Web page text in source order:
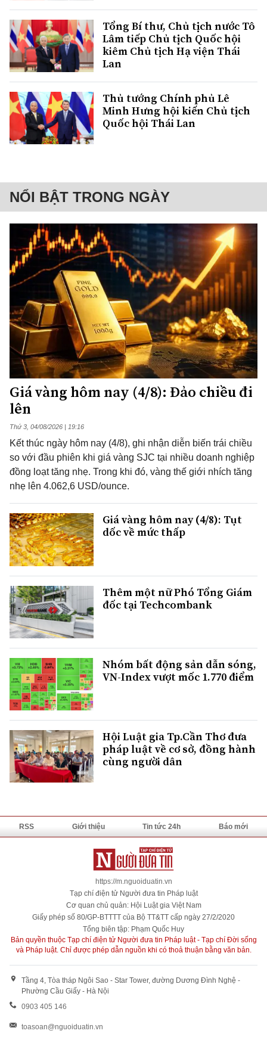
Tổng Bí thư, Chủ tịch nước Tô
Lâm tiếp Chủ tịch Quốc hội
kiêm Chủ tịch Hạ viện Thái
Lan
Thủ tướng Chính phủ Lê
Minh Hưng hội kiến Chủ tịch
Quốc hội Thái Lan
NỔI BẬT TRONG NGÀY
Giá vàng hôm nay (4/8): Đảo chiều đi
lên
Thứ 3, 04/08/2026 | 19:16
Kết thúc ngày hôm nay (4/8), ghi nhận diễn biến trái chiều
so với đầu phiên khi giá vàng SJC tại nhiều doanh nghiệp
đồng loạt tăng nhẹ. Trong khi đó, vàng thế giới nhích tăng
nhẹ lên 4.062,6 USD/ounce.
Giá vàng hôm nay (4/8): Tụt
dốc về mức thấp
Thêm một nữ Phó Tổng Giám
đốc tại Techcombank
Nhóm bất động sản dẫn sóng,
VN-Index vượt mốc 1.770 điểm
Hội Luật gia Tp.Cần Thơ đưa
pháp luật về cơ sở, đồng hành
cùng người dân
RSS Giới thiệu Tin tức 24h Báo mới
https://m.nguoiduatin.vn
Tạp chí điện tử Người đưa tin Pháp luật
Cơ quan chủ quản: Hội Luật gia Việt Nam
Giấy phép số 80/GP-BTTTT của Bộ TT&TT cấp ngày 27/2/2020
Tổng biên tập: Phạm Quốc Huy
Bản quyền thuộc Tạp chí điện tử Người đưa tin Pháp luật - Tạp chí Đời sống
và Pháp luật. Chỉ được phép dẫn nguồn khi có thoả thuận bằng văn bản.
Tầng 4, Tòa tháp Ngôi Sao - Star Tower, đường Dương Đình Nghệ -
Phường Cầu Giấy - Hà Nội
0903 405 146
toasoan@nguoiduatin.vn